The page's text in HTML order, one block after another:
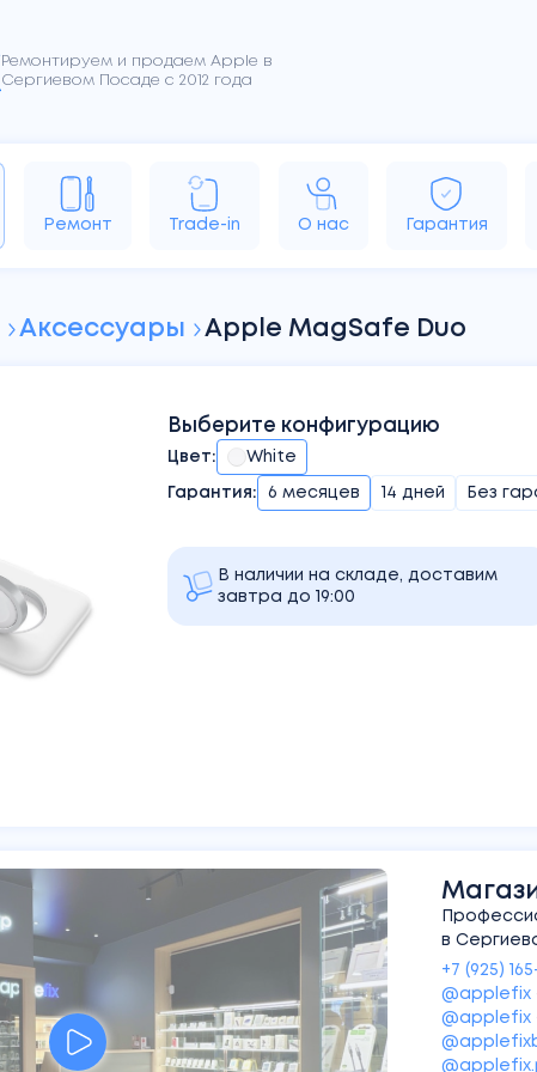
Ремонтируем и продаем Apple в
Сергиевом Посаде с 2012 года
Ремонт Trade-in О нас Гарантия
Apple Watch AirPods MacBook iMac
Аксессуары Apple MagSafe Duo
Выберите конфигурацию
Цвет: White
Гарантия: 6 месяцев 14 дней Без
В наличии на складе, доставим
завтра до 19:00
в
+7 (925)
@applefix
@applefix